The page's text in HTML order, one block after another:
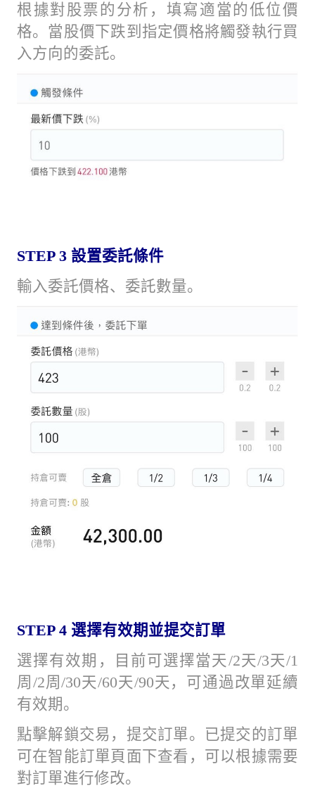
根據對股票的分析，填寫適當的低位價
格。當股價下跌到指定價格將觸發執行買
入方向的委託。
STEP 3 設置委託條件
輸入委託價格、委託數量。
STEP 4 選擇有效期並提交訂單
選擇有效期，目前可選擇當天/2天/3天/1
周/2周/30天/60天/90天，可通過改單延續
有效期。
點擊解鎖交易，提交訂單。已提交的訂單
可在智能訂單頁面下查看，可以根據需要
對訂單進行修改。